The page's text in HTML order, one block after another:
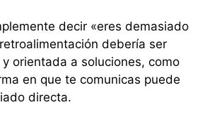
decir «eres demasiado
debería ser
orientada a soluciones, como
en que te comunicas puede
directa.